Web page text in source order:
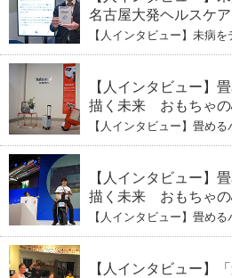
名古屋大発ヘルスケ
社長・瀧本陽介 郵
【人インタビュー】未病
【人インタビュー】
描く未来 おもちゃの
式会社ICOMAの代
（下）おもちゃで社
【人インタビュー】畳め
イボックス」というデザ
【人インタビュー】
描く未来 おもちゃの
式会社ICOMAの代
（上）「変形」に魅
【人インタビュー】畳め
ーの軌跡
【人インタビュー】